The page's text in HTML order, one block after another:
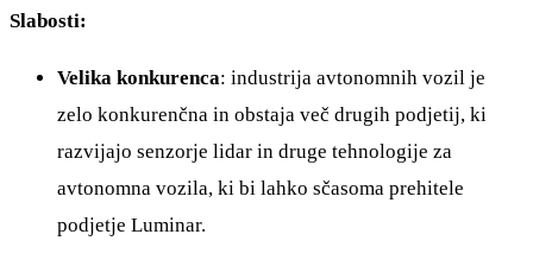
Slabosti:
Velika konkurenca: industrija avtonomnih vozil je
zelo konkurenčna in obstaja več drugih podjetij, ki
razvijajo senzorje lidar in druge tehnologije za
avtonomna vozila, ki bi lahko sčasoma prehitele
podjetje Luminar.